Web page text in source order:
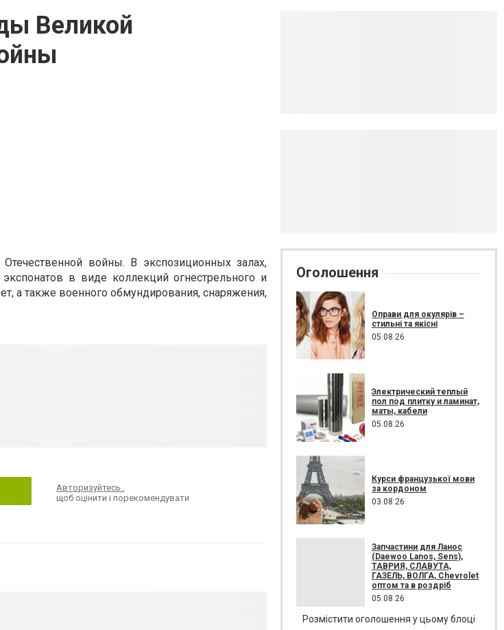
Великой
войны. В экспозиционных залах,
в виде коллекций огнестрельного и
а также военного обмундирования, снаряжения,
Авторизуйтесь,
щоб оцінити і порекомендувати
Оголошення
Оправи для окулярів –
стильні та якісні
05.08.26
Электрический теплый
пол под плитку и ламинат,
маты, кабели
05.08.26
Курси французької мови
за кордоном
03.08.26
Запчастини для Ланос
(Daewoo Lanos, Sens),
ТАВРИЯ, СЛАВУТА,
ГАЗЕЛЬ, ВОЛГА, Chevrolet
оптом та в роздріб
05.08.26
Розмістити оголошення у цьому блоці